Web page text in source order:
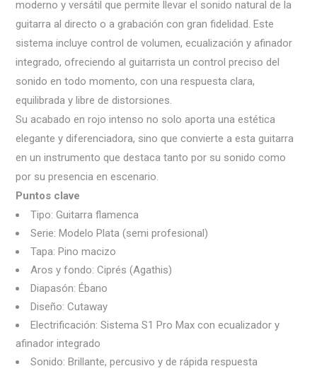
moderno y versátil que permite llevar el sonido natural de la
guitarra al directo o a grabación con gran fidelidad. Este
sistema incluye control de volumen, ecualización y afinador
integrado, ofreciendo al guitarrista un control preciso del
sonido en todo momento, con una respuesta clara,
equilibrada y libre de distorsiones.
Su acabado en rojo intenso no solo aporta una estética
elegante y diferenciadora, sino que convierte a esta guitarra
en un instrumento que destaca tanto por su sonido como
por su presencia en escenario.
Puntos clave
Tipo: Guitarra flamenca
Serie: Modelo Plata (semi profesional)
Tapa: Pino macizo
Aros y fondo: Ciprés (Agathis)
Diapasón: Ébano
Diseño: Cutaway
Electrificación: Sistema S1 Pro Max con ecualizador y
afinador integrado
Sonido: Brillante, percusivo y de rápida respuesta